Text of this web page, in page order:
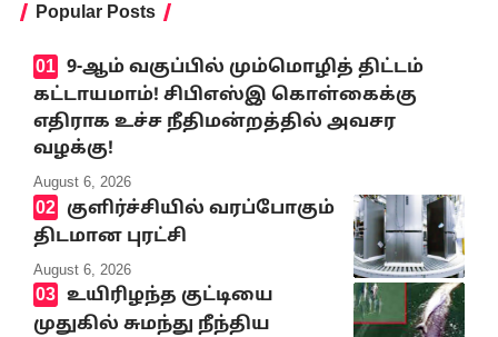
Popular Posts
9-ஆம் வகுப்பில் மும்மொழித் திட்டம்
கட்டாயமாம்! சிபிஎஸ்இ கொள்கைக்கு
எதிராக உச்ச நீதிமன்றத்தில் அவசர
வழக்கு!
August 6, 2026
குளிர்ச்சியில் வரப்போகும்
திடமான புரட்சி
August 6, 2026
உயிரிழந்த குட்டியை
முதுகில் சுமந்து நீந்திய